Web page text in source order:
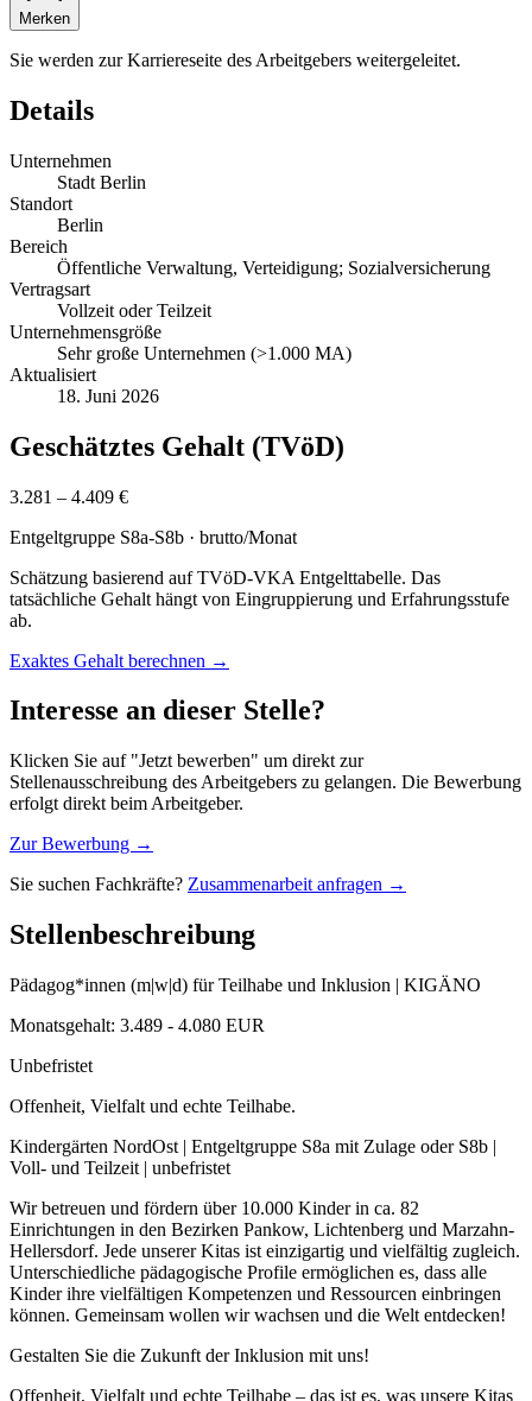
Merken
Sie werden zur Karriereseite des Arbeitgebers weitergeleitet.
Details
Unternehmen
Stadt Berlin
Standort
Berlin
Bereich
Öffentliche Verwaltung, Verteidigung; Sozialversicherung
Vertragsart
Vollzeit oder Teilzeit
Unternehmensgröße
Sehr große Unternehmen (>1.000 MA)
Aktualisiert
18. Juni 2026
Geschätztes Gehalt (TVöD)
3.281 – 4.409 €
Entgeltgruppe S8a-S8b · brutto/Monat
Schätzung basierend auf TVöD-VKA Entgelttabelle. Das
tatsächliche Gehalt hängt von Eingruppierung und Erfahrungsstufe
ab.
Exaktes Gehalt berechnen →
Interesse an dieser Stelle?
Klicken Sie auf "Jetzt bewerben" um direkt zur
Stellenausschreibung des Arbeitgebers zu gelangen. Die Bewerbung
erfolgt direkt beim Arbeitgeber.
Zur Bewerbung →
Sie suchen Fachkräfte? Zusammenarbeit anfragen →
Stellenbeschreibung
Pädagog*innen (m|w|d) für Teilhabe und Inklusion | KIGÄNO
Monatsgehalt: 3.489 - 4.080 EUR
Unbefristet
Offenheit, Vielfalt und echte Teilhabe.
Kindergärten NordOst | Entgeltgruppe S8a mit Zulage oder S8b |
Voll- und Teilzeit | unbefristet
Wir betreuen und fördern über 10.000 Kinder in ca. 82
Einrichtungen in den Bezirken Pankow, Lichtenberg und Marzahn-
Hellersdorf. Jede unserer Kitas ist einzigartig und vielfältig zugleich.
Unterschiedliche pädagogische Profile ermöglichen es, dass alle
Kinder ihre vielfältigen Kompetenzen und Ressourcen einbringen
können. Gemeinsam wollen wir wachsen und die Welt entdecken!
Gestalten Sie die Zukunft der Inklusion mit uns!
Offenheit, Vielfalt und echte Teilhabe – das ist es, was unsere Kitas